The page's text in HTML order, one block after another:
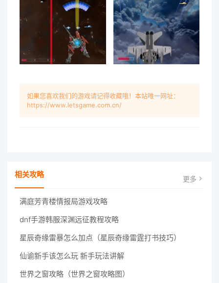
如果您喜欢我们的游戏请记得收藏哦！本站唯一网址：
https://www.letsgame.com.cn/
相关攻略 更多
满庭芳青楼情报局游戏攻略
dnf手游韩服深渊远征教程攻略
星辰奇缘雷暴怎么加点（星辰奇缘雷霆打书技巧）
仙谕新手该怎么玩 新手玩法讲解
世界之窗攻略（世界之窗攻略图）